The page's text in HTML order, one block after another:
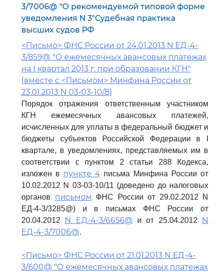
3/7006@ "О рекомендуемой типовой форме
уведомления N 3"Судебная практика
высших судов РФ
<Письмо> ФНС России от 24.01.2013 N ЕД-4-
3/859@ "О ежемесячных авансовых платежах
на I квартал 2013 г. при образовании КГН"
(вместе с <Письмом> Минфина России от
23.01.2013 N 03-03-10/8)
Порядок отражения ответственным участником
КГН ежемесячных авансовых платежей,
исчисленных для уплаты в федеральный бюджет и
бюджеты субъектов Российской Федерации в I
квартале, в уведомлениях, представляемых им в
соответствии с пунктом 2 статьи 288 Кодекса,
изложен в пункте 4 письма Минфина России от
10.02.2012 N 03-03-10/11 (доведено до налоговых
органов письмом ФНС России от 29.02.2012 N
ЕД-4-3/3285@) и в письмах ФНС России от
20.04.2012 N ЕД-4-3/6656@ и от 25.04.2012 N
ЕД-4-3/7006@.
<Письмо> ФНС России от 21.01.2013 N ЕД-4-
3/600@ "О ежемесячных авансовых платежах